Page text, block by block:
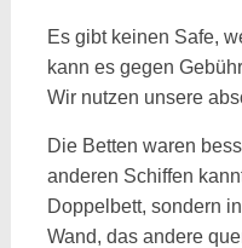
Es gibt keinen Safe,
kann es gegen
Wir nutzen unsere
Die Betten waren
anderen Schiffen
Doppelbett, sondern
Wand, das andere